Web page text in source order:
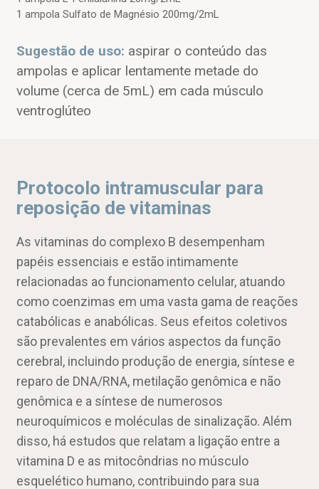
1 ampola Sulfato de Magnésio 200mg/2mL
Sugestão de uso: aspirar o conteúdo das
ampolas e aplicar lentamente metade do
volume (cerca de 5mL) em cada músculo
ventroglúteo
Protocolo intramuscular para
reposição de vitaminas
As vitaminas do complexo B desempenham
papéis essenciais e estão intimamente
relacionadas ao funcionamento celular, atuando
como coenzimas em uma vasta gama de reações
catabólicas e anabólicas. Seus efeitos coletivos
são prevalentes em vários aspectos da função
cerebral, incluindo produção de energia, síntese e
reparo de DNA/RNA, metilação genômica e não
genômica e a síntese de numerosos
neuroquímicos e moléculas de sinalização. Além
disso, há estudos que relatam a ligação entre a
vitamina D e as mitocôndrias no músculo
esquelético humano, contribuindo para sua